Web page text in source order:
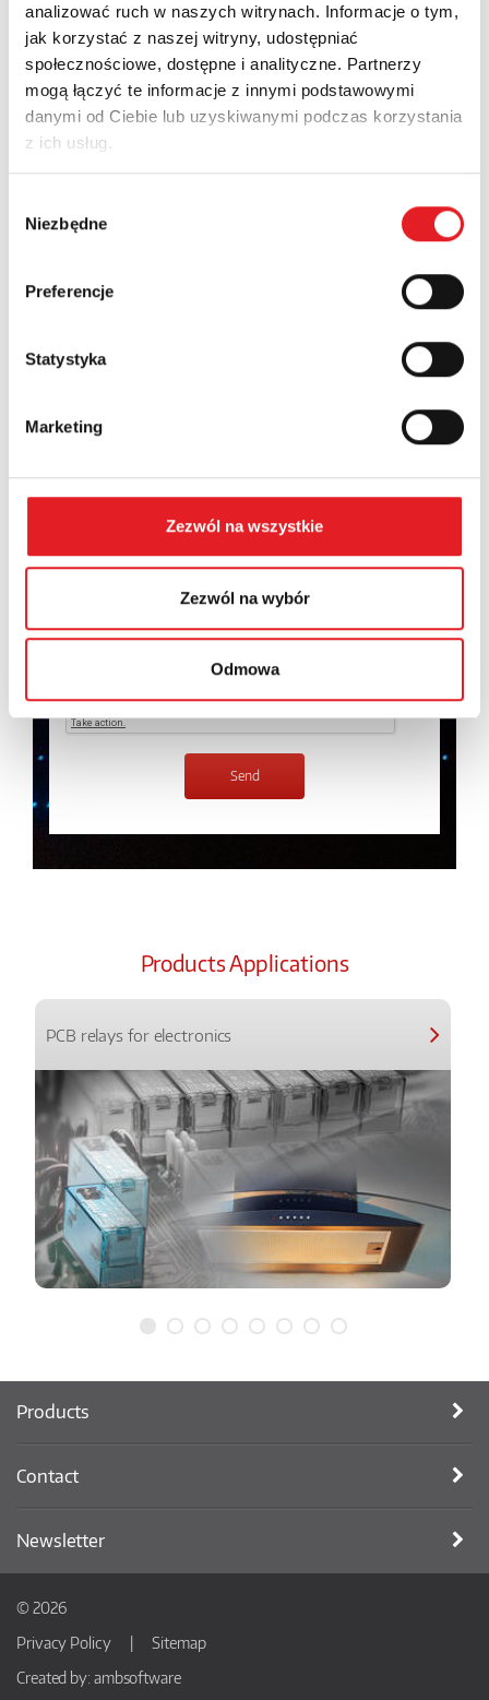
analizować ruch w naszych witrynach. Informacje o tym,
jak korzystać z naszej witryny, udostępniać
społecznościowe, dostępne i analityczne. Partnerzy
mogą łączyć te informacje z innymi podstawowymi
danymi od Ciebie lub uzyskiwanymi podczas korzystania
z ich usług.
zgody
Niezbędne
Preferencje
Statystyka
Marketing
Zezwól na wszystkie
Zezwól na wybór
Odmowa
Email: *
Company:
Contents: *
I consent to the processing of my personal data by
personal data in thePrivacy Policy*
*
Products Applications
PCB relays for electronics
Products
Contact
Newsletter
© 2026
Privacy Policy
Sitemap
Created by: ambsoftware